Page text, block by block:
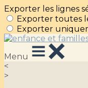
Exporter les lignes
Exporter toutes
Exporter
Menu
<
>